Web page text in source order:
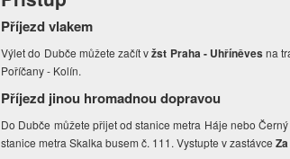
Příjezd vlakem
Výlet do Dubče můžete začít vžst Praha - Uhříněves na
Poříčany - Kolín.
Příjezd jinou hromadnou dopravou
Do Dubče můžete přijet od stanice metra Háje nebo
stanice metra Skalka busem č. 111. Vystupte v zastávce